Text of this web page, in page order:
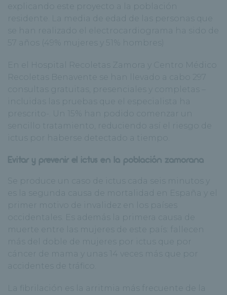
explicando este proyecto a la población
residente. La media de edad de las personas que
se han realizado el electrocardiograma ha sido de
57 años (49% mujeres y 51% hombres)
En el Hospital Recoletas Zamora y Centro Médico
Recoletas Benavente se han llevado a cabo 297
consultas gratuitas, presenciales y completas –
incluidas las pruebas que el especialista ha
prescrito-. Un 15% han podido comenzar un
sencillo tratamiento, reduciendo así el riesgo de
ictus por haberse detectado a tiempo.
Evitar y prevenir el ictus en la población zamorana
Se produce un caso de ictus cada seis minutos y
es la segunda causa de mortalidad en España y el
primer motivo de invalidez en los países
occidentales. Es además la primera causa de
muerte entre las mujeres de este país: fallecen
más del doble de mujeres por ictus que por
cáncer de mama y unas 14 veces más que por
accidentes de tráfico.
La fibrilación es la arritmia más frecuente de la